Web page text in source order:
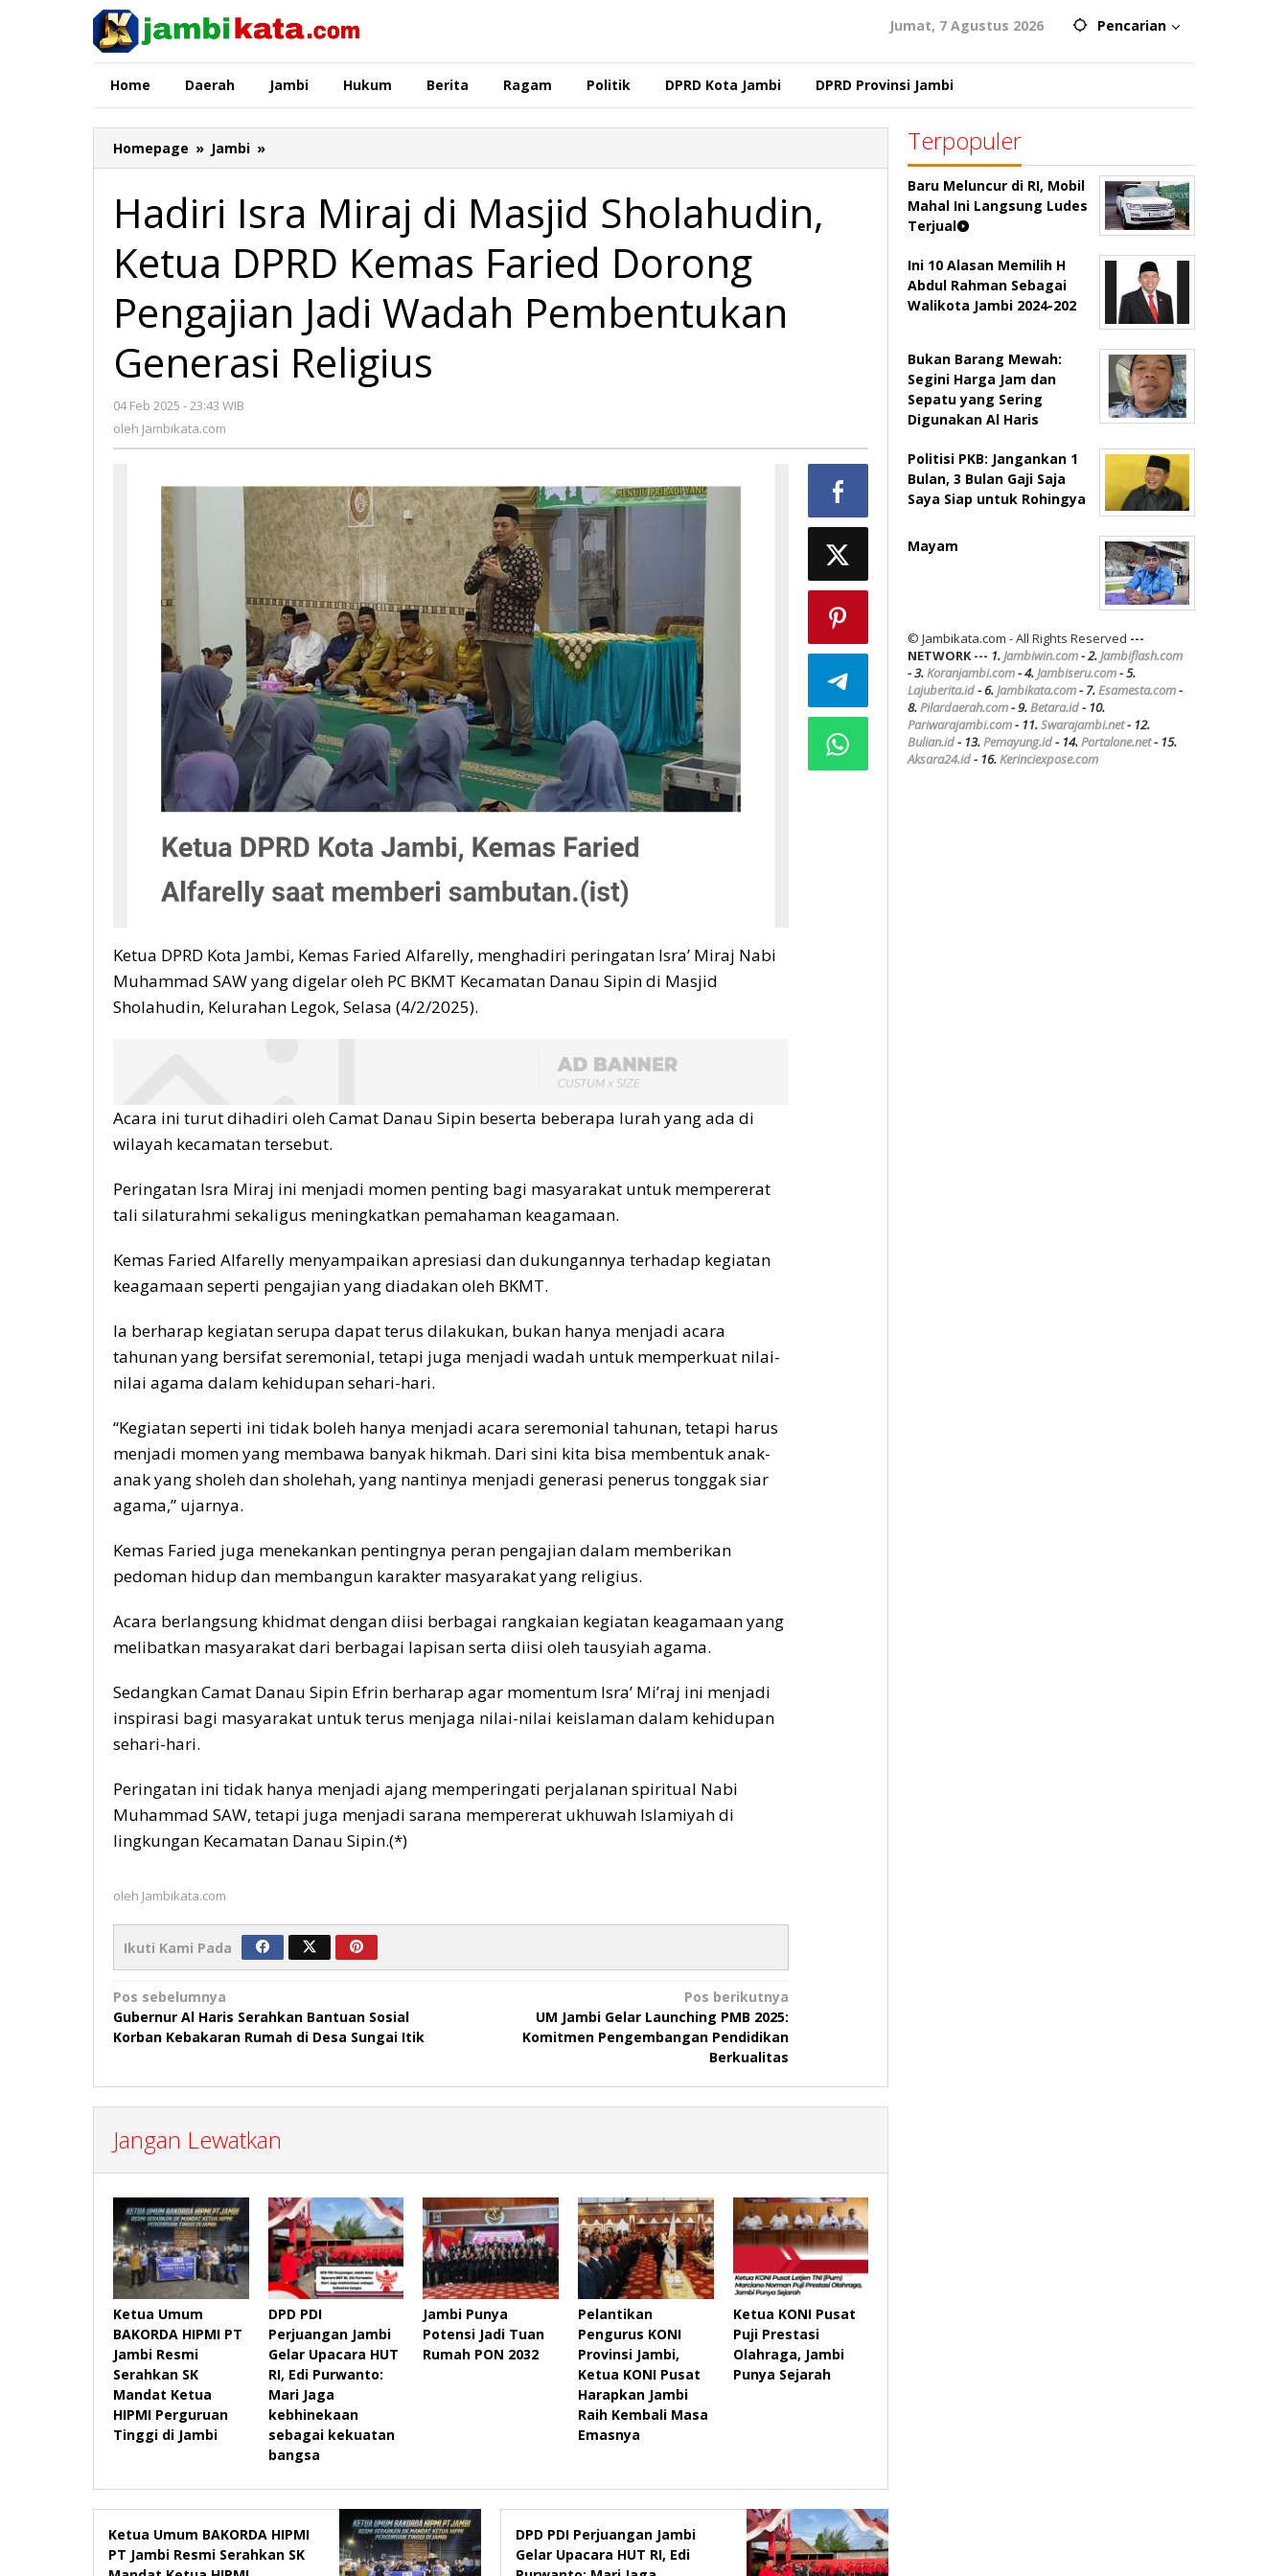
Jumat, 7 Agustus 2026 Pencarian
Home Daerah Jambi Hukum Berita Ragam Politik DPRD Kota Jambi DPRD Provinsi Jambi
Homepage » Jambi »
Isra
di
Masjid
Sholahudin,
Ketua
Kemas
Faried
Dorong
Pengajian
Generasi
Hadiri Isra Miraj di Masjid Sholahudin,
Ketua DPRD Kemas Faried Dorong
Pengajian Jadi Wadah Pembentukan
Generasi Religius
04 Feb 2025 - 23:43 WIB
oleh Jambikata.com
Ketua DPRD Kota Jambi, Kemas Faried Alfarelly, menghadiri peringatan Isra’ Miraj Nabi
Muhammad SAW yang digelar oleh PC BKMT Kecamatan Danau Sipin di Masjid
Sholahudin, Kelurahan Legok, Selasa (4/2/2025).
Acara ini turut dihadiri oleh Camat Danau Sipin beserta beberapa lurah yang ada di
wilayah kecamatan tersebut.
Peringatan Isra Miraj ini menjadi momen penting bagi masyarakat untuk mempererat
tali silaturahmi sekaligus meningkatkan pemahaman keagamaan.
Kemas Faried Alfarelly menyampaikan apresiasi dan dukungannya terhadap kegiatan
keagamaan seperti pengajian yang diadakan oleh BKMT.
Ia berharap kegiatan serupa dapat terus dilakukan, bukan hanya menjadi acara
tahunan yang bersifat seremonial, tetapi juga menjadi wadah untuk memperkuat nilai-
nilai agama dalam kehidupan sehari-hari.
“Kegiatan seperti ini tidak boleh hanya menjadi acara seremonial tahunan, tetapi harus
menjadi momen yang membawa banyak hikmah. Dari sini kita bisa membentuk anak-
anak yang sholeh dan sholehah, yang nantinya menjadi generasi penerus tonggak siar
agama,” ujarnya.
Kemas Faried juga menekankan pentingnya peran pengajian dalam memberikan
pedoman hidup dan membangun karakter masyarakat yang religius.
Acara berlangsung khidmat dengan diisi berbagai rangkaian kegiatan keagamaan yang
melibatkan masyarakat dari berbagai lapisan serta diisi oleh tausyiah agama.
Sedangkan Camat Danau Sipin Efrin berharap agar momentum Isra’ Mi’raj ini menjadi
inspirasi bagi masyarakat untuk terus menjaga nilai-nilai keislaman dalam kehidupan
sehari-hari.
Peringatan ini tidak hanya menjadi ajang memperingati perjalanan spiritual Nabi
Muhammad SAW, tetapi juga menjadi sarana mempererat ukhuwah Islamiyah di
lingkungan Kecamatan Danau Sipin.(*)
oleh Jambikata.com
Ikuti Kami Pada
Navigasi
pos
Pos sebelumnya
Gubernur Al Haris Serahkan Bantuan Sosial
Korban Kebakaran Rumah di Desa Sungai Itik
Pos berikutnya
UM Jambi Gelar Launching PMB 2025:
Komitmen Pengembangan Pendidikan
Berkualitas
Jangan Lewatkan
Ketua Umum
BAKORDA HIPMI PT
Jambi Resmi
Serahkan SK
Mandat Ketua
HIPMI Perguruan
Tinggi di Jambi
DPD PDI
Perjuangan Jambi
Gelar Upacara HUT
RI, Edi Purwanto:
Mari Jaga
kebhinekaan
sebagai kekuatan
bangsa
Jambi Punya
Potensi Jadi Tuan
Rumah PON 2032
Pelantikan
Pengurus KONI
Provinsi Jambi,
Ketua KONI Pusat
Harapkan Jambi
Raih Kembali Masa
Emasnya
Ketua KONI Pusat
Puji Prestasi
Olahraga, Jambi
Punya Sejarah
Ketua Umum BAKORDA HIPMI
PT Jambi Resmi Serahkan SK
DPD PDI Perjuangan Jambi
Gelar Upacara HUT RI, Edi
Terpopuler
Baru Meluncur di RI, Mobil
Mahal Ini Langsung Ludes
Terjual
Ini 10 Alasan Memilih H
Abdul Rahman Sebagai
Walikota Jambi 2024-202
Bukan Barang Mewah:
Segini Harga Jam dan
Sepatu yang Sering
Digunakan Al Haris
Politisi PKB: Jangankan 1
Bulan, 3 Bulan Gaji Saja
Saya Siap untuk Rohingya
Mayam
© Jambikata.com - All Rights Reserved ---
NETWORK --- 1.Jambiwin.com- 2.Jambiflash.com
- 3.Koranjambi.com- 4.Jambiseru.com- 5.
Lajuberita.id- 6.Jambikata.com- 7.Esamesta.com-
8.Pilardaerah.com- 9.Betara.id- 10.
Pariwarajambi.com- 11.Swarajambi.net- 12.
Bulian.id- 13.Pemayung.id- 14.Portalone.net- 15.
Aksara24.id- 16.Kerinciexpose.com